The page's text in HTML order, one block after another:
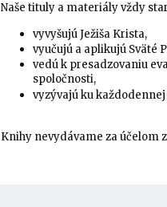
Naše tituly a materiály vždy
vyvyšujú Ježiša Krista,
vyučujú a aplikujú Sväté
vedú k presadzovaniu
spoločnosti,
vyzývajú ku
Knihy nevydávame za účelom